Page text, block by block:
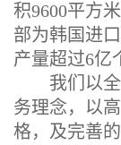
积9600平方
部为韩国进
产量超过6亿
我们以全
务理念，以
格，及完善